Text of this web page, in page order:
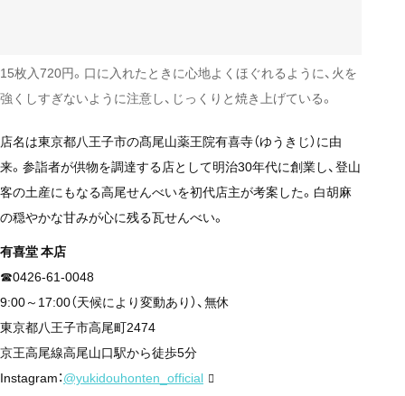
15枚入720円。口に入れたときに心地よくほぐれるように、火を
強くしすぎないように注意し、じっくりと焼き上げている。
店名は東京都八王子市の髙尾山薬王院有喜寺（ゆうきじ）に由
来。参詣者が供物を調達する店として明治30年代に創業し、登山
客の土産にもなる高尾せんべいを初代店主が考案した。白胡麻
の穏やかな甘みが心に残る瓦せんべい。
有喜堂 本店
☎0426-61-0048
9:00～17:00（天候により変動あり）、無休
東京都八王子市高尾町2474
京王高尾線高尾山口駅から徒歩5分
Instagram：@yukidouhonten_official